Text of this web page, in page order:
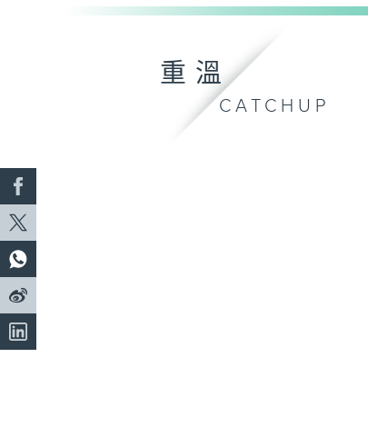
重溫
CATCHUP